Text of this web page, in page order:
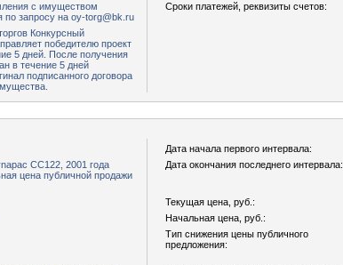
с имуществом
по запросу на oy-torg@bk.ru
Сроки платежей, реквизиты счетов:
Конкурсный
победителю проект
5 дней. После получения
в течение 5 дней
подписанного договора
Дата начала первого интервала:
CC122, 2001 года
цена публичной продажи
Дата окончания последнего интервала:
Текущая цена, руб.:
Начальная цена, руб.:
Тип снижения цены публичного
предложения: